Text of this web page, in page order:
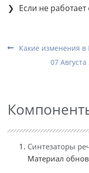
Если не работает
Какие изменения в
07
Синтезаторы
Материал